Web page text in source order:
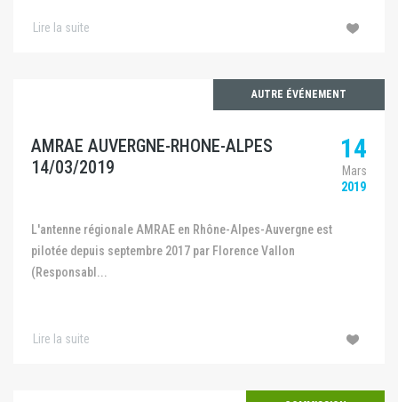
Lire la suite
AUTRE ÉVÉNEMENT
AMRAE AUVERGNE-RHONE-ALPES
14/03/2019
14
Mars
2019
L'antenne régionale AMRAE en Rhône-Alpes-Auvergne est
pilotée depuis septembre 2017 par Florence Vallon
(Responsabl...
Lire la suite